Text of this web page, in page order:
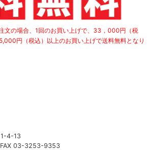
文の場合、1回のお買い上げで、33，000円（税
円（税込）以上のお買い上げで送料無料となり
4-13
03-3253-9353